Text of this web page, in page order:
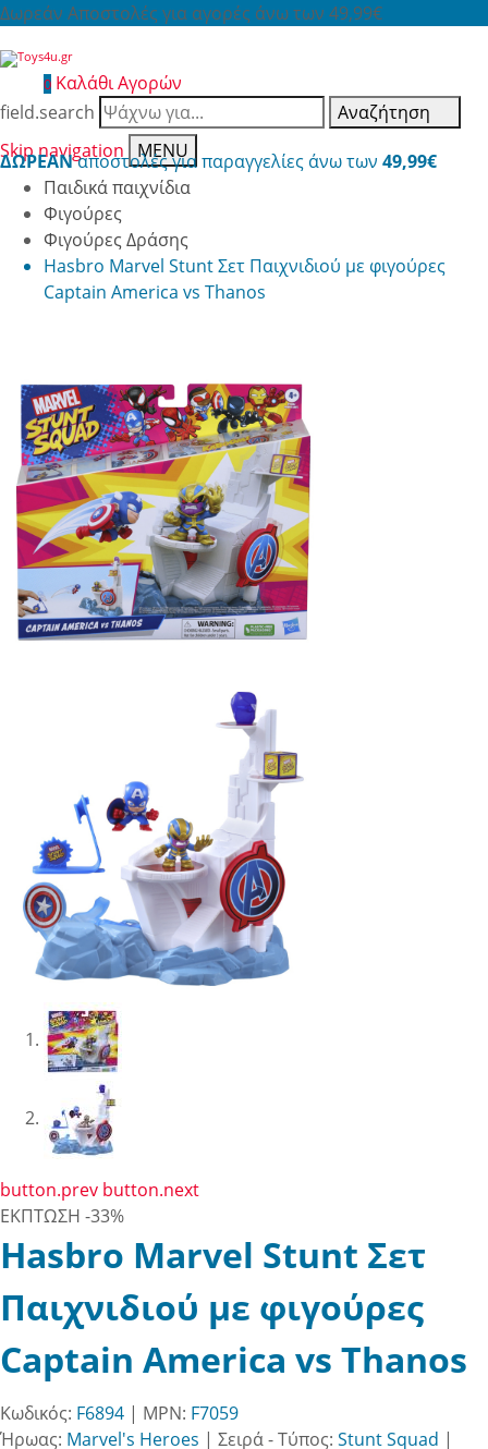
Δωρεάν Αποστολές για αγορές άνω των 49,99€
0 Καλάθι Αγορών
field.search
Αναζήτηση
Skip navigation
MENU
ΔΩΡΕΑΝαποστολές για παραγγελίες άνω των 49,99€
Παιδικά παιχνίδια
Φιγούρες
Φιγούρες Δράσης
Hasbro Marvel Stunt Σετ Παιχνιδιού με φιγούρες
Captain America vs Thanos
button.prev button.next
ΕΚΠΤΩΣΗ -33%
Hasbro Marvel Stunt Σετ
Παιχνιδιού με φιγούρες
Captain America vs Thanos
Κωδικός: F6894 | MPN: F7059
Ήρωας: Marvel's Heroes | Σειρά - Τύπος: Stunt Squad |